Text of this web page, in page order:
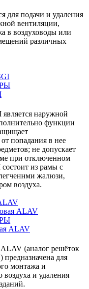
для подачи и удаления
вентиляции,
в воздуховоды или
различных
наружной
функции
попадания в нее
не допускает
при отключенном
из рамы с
жалюзи,
воздуха.
ALAV
(аналог решёток
предназначена для
монтажа и
воздуха и удаления